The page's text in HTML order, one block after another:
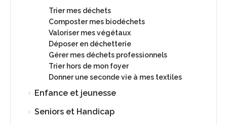
Trier mes déchets
Composter mes biodéchets
Valoriser mes végétaux
Déposer en déchetterie
Gérer mes déchets professionnels
Trier hors de mon foyer
Donner une seconde vie à mes textiles
Enfance et jeunesse
Seniors et Handicap